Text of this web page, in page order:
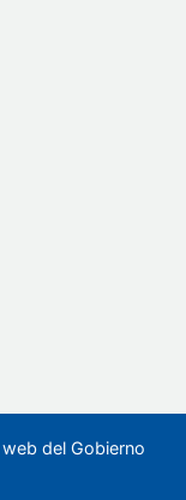
del Gobierno